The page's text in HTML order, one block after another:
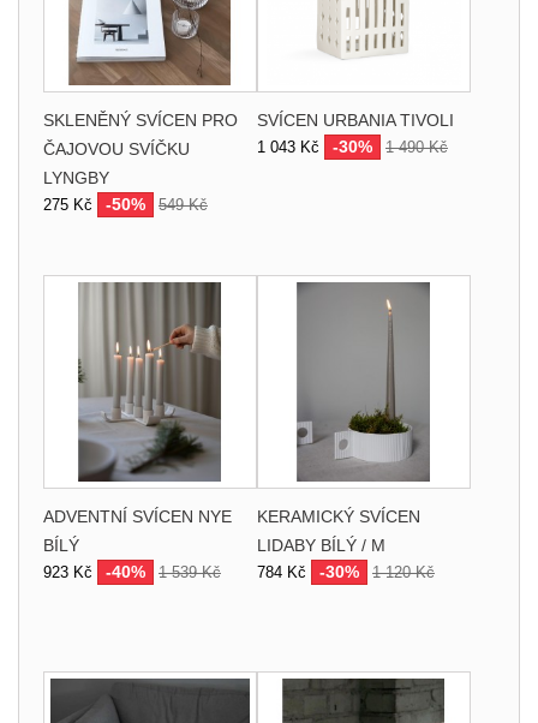
SKLENĚNÝ SVÍCEN PRO
ČAJOVOU SVÍČKU
LYNGBY
275 Kč -50% 549 Kč
SVÍCEN URBANIA TIVOLI
1 043 Kč -30% 1 490 Kč
ADVENTNÍ SVÍCEN NYE
BÍLÝ
923 Kč -40% 1 539 Kč
KERAMICKÝ SVÍCEN
LIDABY BÍLÝ / M
784 Kč -30% 1 120 Kč